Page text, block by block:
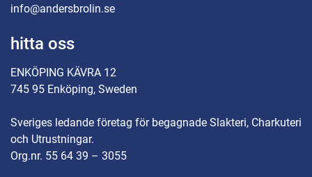
info@andersbrolin.se
hitta oss
ENKÖPING KÄVRA 12
745 95 Enköping, Sweden
Sveriges ledande företag för begagnade Slakteri, Charkuteri
och Utrustningar.
Org.nr. 55 64 39 – 3055